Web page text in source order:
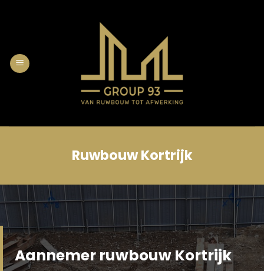
Ruwbouw Kortrijk
Aannemer ruwbouw Kortrijk